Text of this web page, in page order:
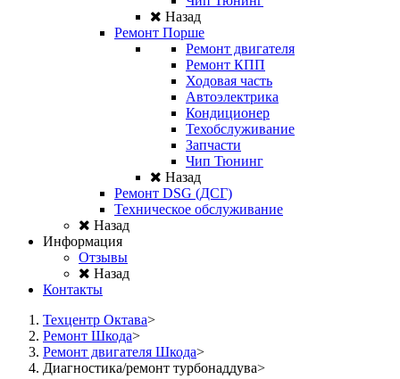
Назад
Ремонт Порше
Ремонт двигателя
Ремонт КПП
Ходовая часть
Автоэлектрика
Кондиционер
Техобслуживание
Запчасти
Чип Тюнинг
Назад
Ремонт DSG (ДСГ)
Техническое обслуживание
Назад
Информация
Отзывы
Назад
Контакты
Техцентр Октава
Ремонт Шкода
Ремонт двигателя Шкода
Диагностика/ремонт турбонаддува